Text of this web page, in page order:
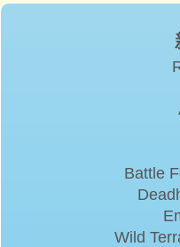
Battle
Wild